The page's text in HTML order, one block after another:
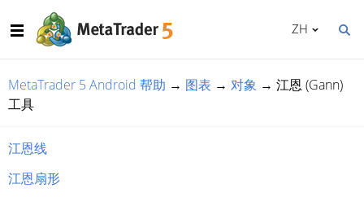
ZH
MetaTrader 5 Android 帮助 → 图表 → 对象 → 江恩 (Gann)
工具
江恩线
江恩扇形